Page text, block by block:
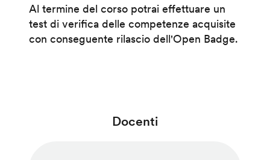
Al termine del corso potrai effettuare un
test di verifica delle competenze acquisite
con conseguente rilascio dell'Open Badge.
Docenti